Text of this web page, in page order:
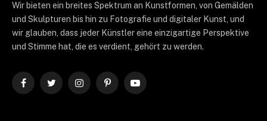
Wir bieten ein breites Spektrum an Kunstformen, von Gemälden
und Skulpturen bis hin zu Fotografie und digitaler Kunst, und
wir glauben, dass jeder Künstler eine einzigartige Perspektive
und Stimme hat, die es verdient, gehört zu werden.
FacebookTwitterInstagramPinterestYouTube